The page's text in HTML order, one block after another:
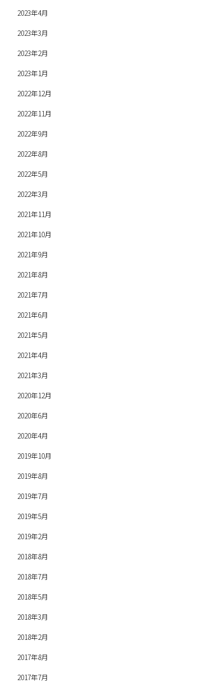
2023年4月
2023年3月
2023年2月
2023年1月
2022年12月
2022年11月
2022年9月
2022年8月
2022年5月
2022年3月
2021年11月
2021年10月
2021年9月
2021年8月
2021年7月
2021年6月
2021年5月
2021年4月
2021年3月
2020年12月
2020年6月
2020年4月
2019年10月
2019年8月
2019年7月
2019年5月
2019年2月
2018年8月
2018年7月
2018年5月
2018年3月
2018年2月
2017年8月
2017年7月